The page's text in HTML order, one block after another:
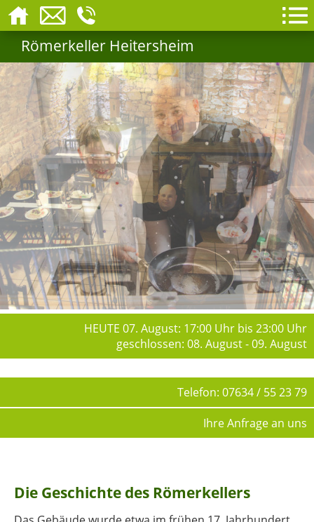
Römerkeller Heitersheim
HEUTE 07. August: 17:00 Uhr bis 23:00 Uhr
geschlossen: 08. August - 09. August
Telefon: 07634 / 55 23 79
Ihre Anfrage an uns
Die Geschichte des Römerkellers